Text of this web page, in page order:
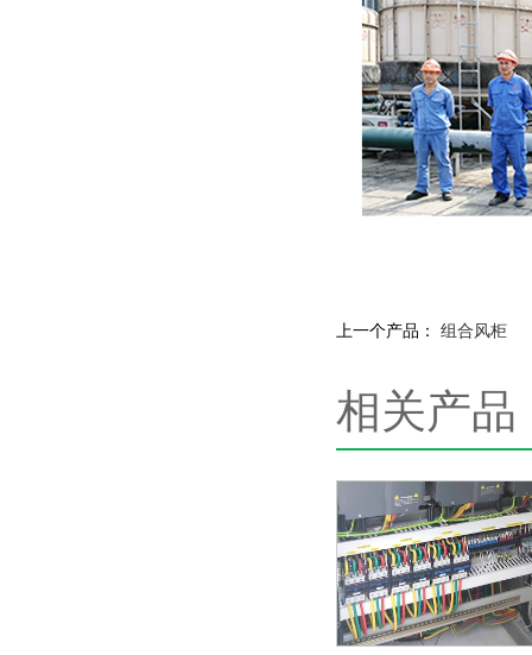
上一个产品： 组合风柜
相关产品